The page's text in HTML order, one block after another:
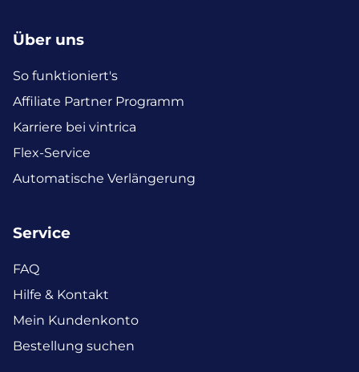
Über uns
So funktioniert's
Affiliate Partner Programm
Karriere bei vintrica
Flex-Service
Automatische Verlängerung
Service
FAQ
Hilfe & Kontakt
Mein Kundenkonto
Bestellung suchen